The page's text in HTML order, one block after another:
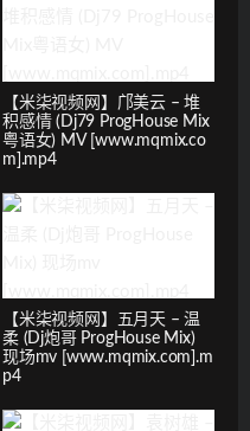
【米柒视频网】邝美云 – 堆
积感情 (Dj79 ProgHouse Mix
粤语女) MV [www.mqmix.co
m].mp4
【米柒视频网】五月天 – 温
柔 (Dj炮哥 ProgHouse Mix)
现场mv [www.mqmix.com].m
p4